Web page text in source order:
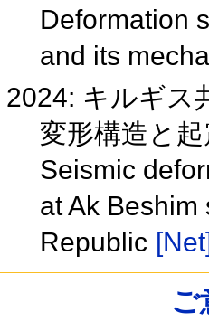
Deformation
and its
2024: キルギス
変形構造と
Seismic
at Ak
Republic [Net]
ご